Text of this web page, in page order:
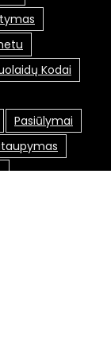
Kodai
Pasiūlymai